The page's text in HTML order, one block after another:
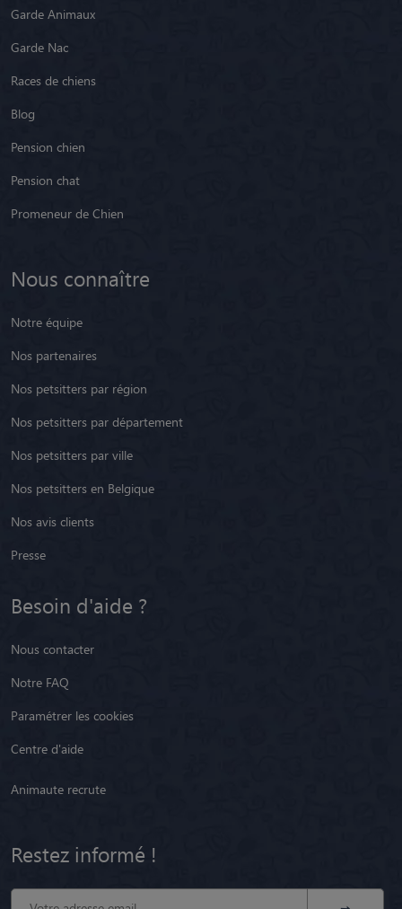
Garde Animaux
Garde Nac
Races de chiens
Blog
Pension chien
Pension chat
Promeneur de Chien
Nous connaître
Notre équipe
Nos partenaires
Nos petsitters par région
Nos petsitters par département
Nos petsitters par ville
Nos petsitters en Belgique
Nos avis clients
Presse
Besoin d'aide ?
Nous contacter
Notre FAQ
Paramétrer les cookies
Centre d'aide
Animaute recrute
Restez informé !